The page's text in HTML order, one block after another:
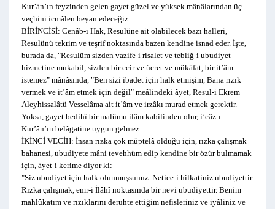
Kur’ân’ın feyzinden gelen gayet güzel ve yüksek mânâlarından üç
veçhini icmâlen beyan edeceğiz.
BİRİNCİSİ: Cenâb-ı Hak, Resulüne ait olabilecek bazı halleri,
Resulünü tekrim ve teşrif noktasında bazen kendine isnad eder. İşte,
burada da, "Resulüm sizden vazife-i risalet ve tebliğ-i ubudiyet
hizmetine mukabil, sizden bir ecir ve ücret ve mükâfat, bir it’âm
istemez" mânâsında, "Ben sizi ibadet için halk etmişim, Bana rızık
vermek ve it’âm etmek için değil" meâlindeki âyet, Resul-i Ekrem
Aleyhissalâtü Vesselâma ait it’âm ve irzâkı murad etmek gerektir.
Yoksa, gayet bedihî bir malûmu ilâm kabilinden olur, i’câz-ı
Kur’ân’ın belâgatine uygun gelmez.
İKİNCİ VECİH: İnsan rızka çok müptelâ olduğu için, rızka çalışmak
bahanesi, ubudiyete mâni tevehhüm edip kendine bir özür bulmamak
için, âyet-i kerime diyor ki:
"Siz ubudiyet için halk olunmuşsunuz. Netice-i hilkatiniz ubudiyettir.
Rızka çalışmak, emr-i İlâhî noktasında bir nevi ubudiyettir. Benim
mahlûkatım ve rızıklarını deruhte ettiğim nefisleriniz ve iyâliniz ve